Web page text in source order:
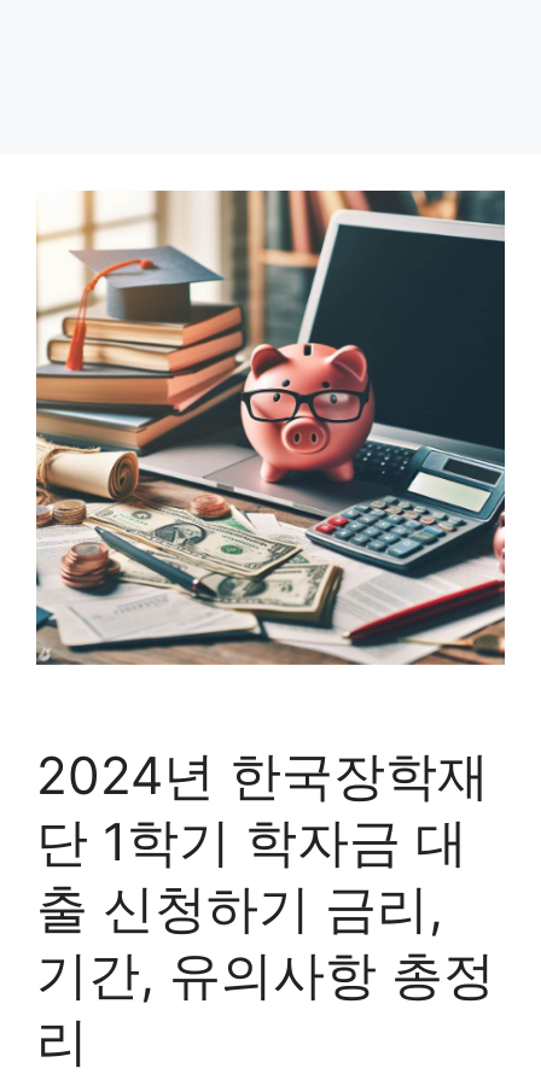
2024년 한국장학재
단 1학기 학자금 대
출 신청하기 금리,
기간, 유의사항 총정
리